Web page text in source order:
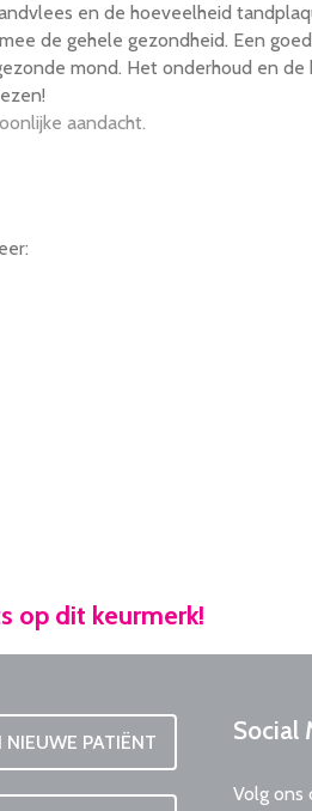
en de hoeveelheid
de gehele gezondheid. Een
mond. Het onderhoud en de
aandacht.
op dit keurmerk!
PATIËNT Social
Volg ons